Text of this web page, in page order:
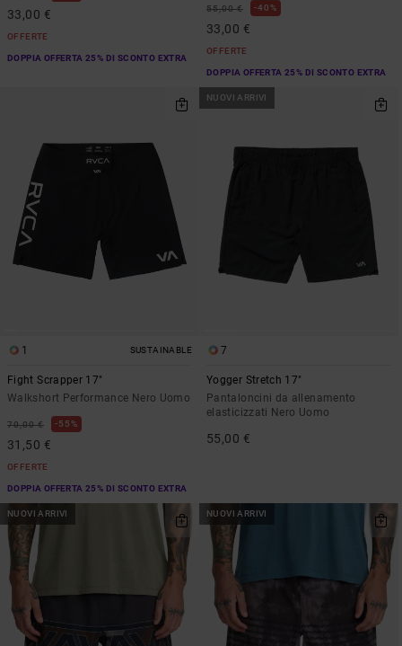
33,00 €
OFFERTE
DOPPIA OFFERTA 25% DI SCONTO EXTRA
55,00 € 40%
33,00 €
OFFERTE
DOPPIA OFFERTA 25% DI SCONTO EXTRA
1 SUSTAINABLE
Fight Scrapper 17"
Walkshort Performance Nero Uomo
70,00 € 55%
31,50 €
OFFERTE
DOPPIA OFFERTA 25% DI SCONTO EXTRA
NUOVI ARRIVI
7
Yogger Stretch 17"
Pantaloncini da allenamento
elasticizzati Nero Uomo
55,00 €
NUOVI ARRIVI NUOVI ARRIVI